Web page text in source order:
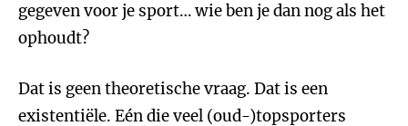
gegeven voor je sport… wie ben je dan nog als het
ophoudt?
Dat is geen theoretische vraag. Dat is een
existentiële. Eén die veel (oud-)topsporters